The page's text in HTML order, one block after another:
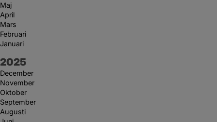
Maj
April
Mars
Februari
Januari
År:
2025
December
November
Oktober
September
Augusti